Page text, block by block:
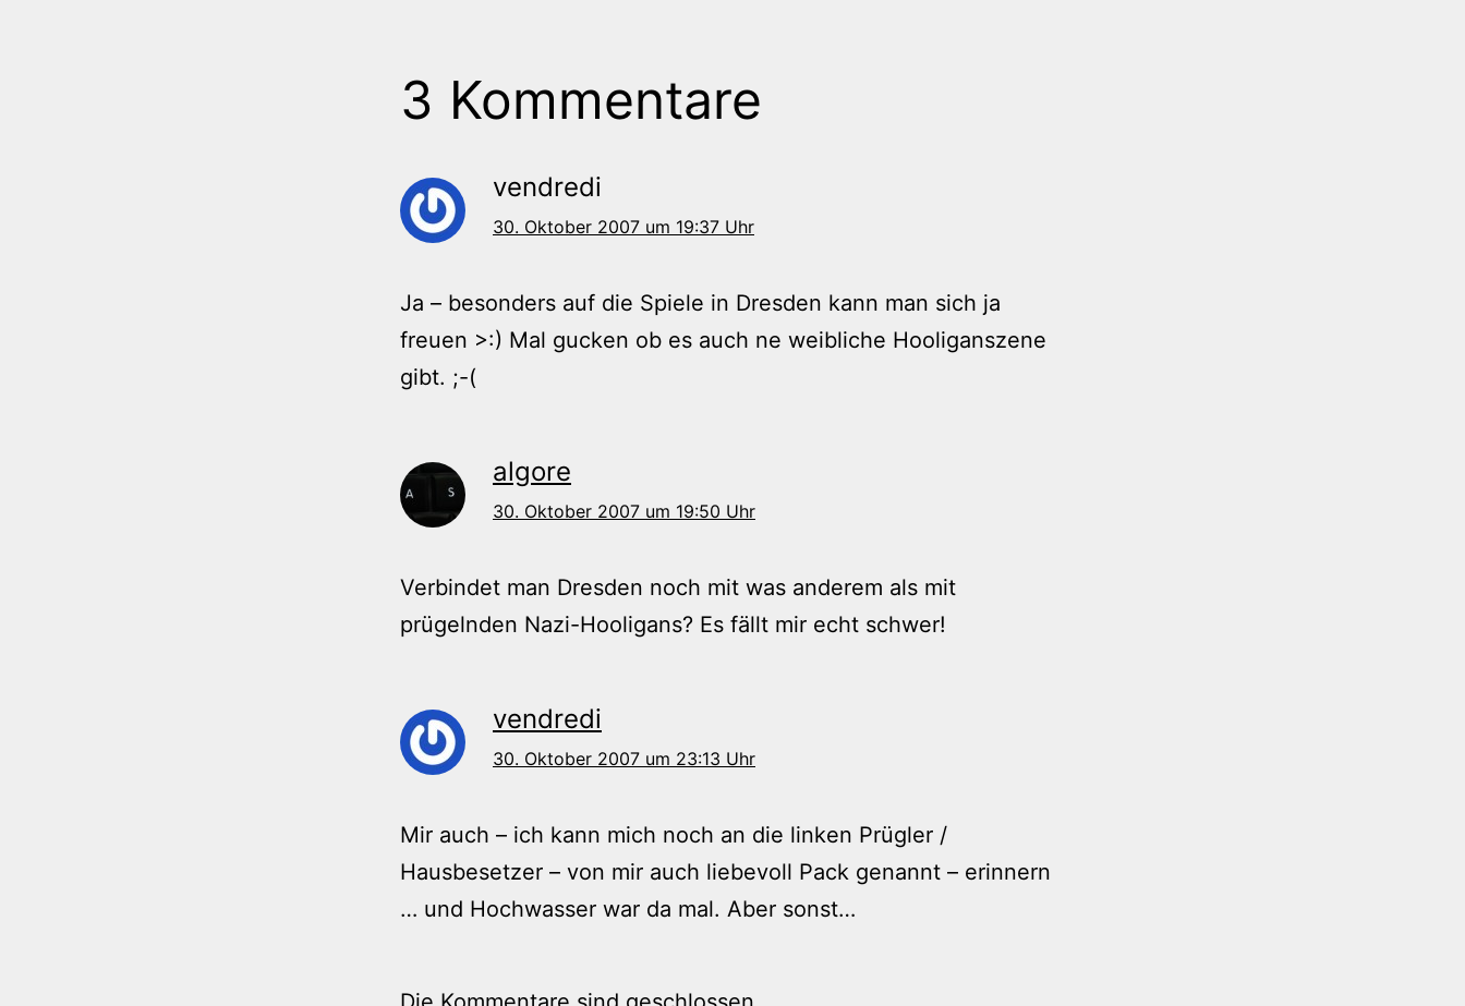
3 Kommentare
vendredi
30. Oktober 2007 um 19:37 Uhr
Ja – besonders auf die Spiele in Dresden kann man sich ja
freuen >:) Mal gucken ob es auch ne weibliche Hooliganszene
gibt. ;-(
algore
30. Oktober 2007 um 19:50 Uhr
Verbindet man Dresden noch mit was anderem als mit
prügelnden Nazi-Hooligans? Es fällt mir echt schwer!
vendredi
30. Oktober 2007 um 23:13 Uhr
Mir auch – ich kann mich noch an die linken Prügler /
Hausbesetzer – von mir auch liebevoll Pack genannt – erinnern
… und Hochwasser war da mal. Aber sonst…